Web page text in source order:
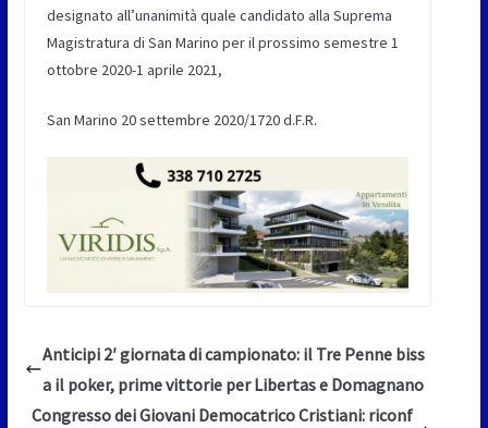
designato all’unanimità quale candidato alla Suprema
Magistratura di San Marino per il prossimo semestre 1
ottobre 2020-1 aprile 2021,
San Marino 20 settembre 2020/1720 d.F.R.
Anticipi 2′ giornata di campionato: il Tre Penne biss
a il poker, prime vittorie per Libertas e Domagnano
Congresso dei Giovani Democatrico Cristiani: riconf